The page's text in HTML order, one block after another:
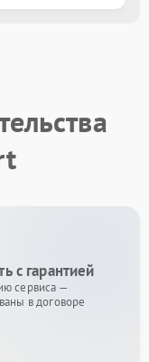
с гарантией
сервиса —
в договоре